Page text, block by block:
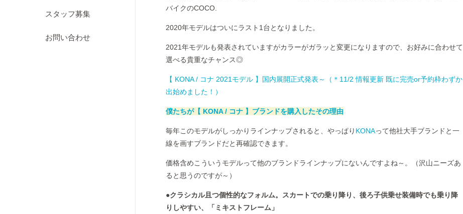
スタッフ募集
お問い合わせ
バイクのCOCO.
2020年モデルはついにラスト1台となりました。
2021年モデルも発表されていますがカラーがガラッと変更になりますので、お好みに合わせて
選べる貴重なチャンス◎
【 KONA / コナ 2021モデル 】国内展開正式発表～（＊11/2 情報更新 既に完売or予約枠わずか
出始めました！）
僕たちが【 KONA / コナ 】ブランドを購入したその理由
毎年このモデルがしっかりラインナップされると、やっぱり KONAって他社大手ブランドと一
線を画すブランドだと再確認できます。
価格含めこういうモデルって他のブランドラインナップにないんですよね～。（沢山ニーズあ
ると思うのですが～）
●クラシカル且つ個性的なフォルム。スカートでの乗り降り、後ろ子供乗せ装備時でも乗り降
りしやすい、「ミキストフレーム」